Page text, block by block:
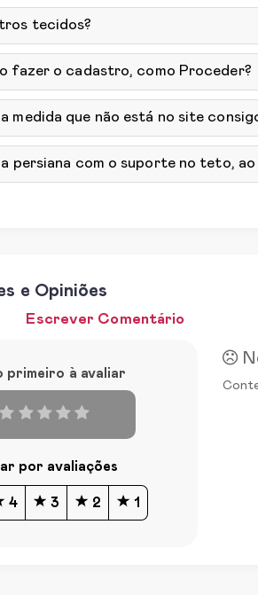
tecidos?
fazer o cadastro, como Proceder?
medida que não está no site
persiana com o suporte no teto, ao
e Opiniões
Escrever Comentário
primeiro à avaliar
por avaliações
4 3 2 1